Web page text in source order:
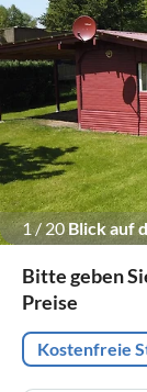
1/20 Blick auf
Bitte geben
Preise
Kostenfreie